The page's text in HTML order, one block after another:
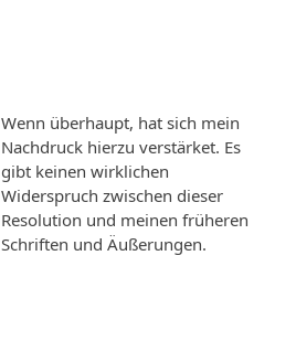
Wenn überhaupt, hat sich mein
Nachdruck hierzu verstärket. Es
gibt keinen wirklichen
Widerspruch zwischen dieser
Resolution und meinen früheren
Schriften und Äußerungen.